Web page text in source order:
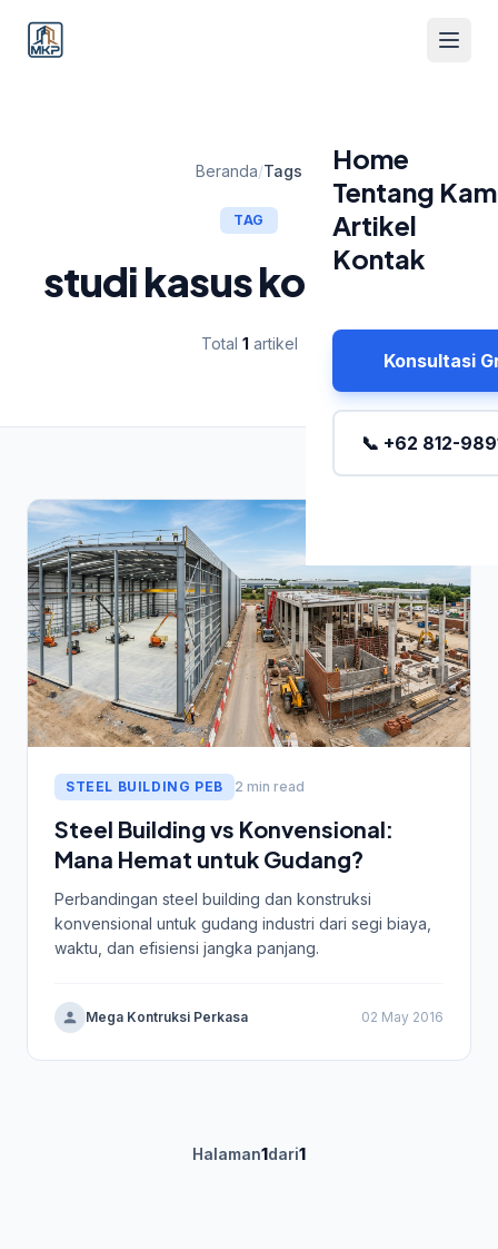
Home
Tentang
Artikel
Kontak
Konsultasi
📞 +62 812-
Beranda/Tags
TAG
studi kasus konstruksi
Total 1 artikel
STEEL BUILDING PEB 2 min read
Steel Building vs Konvensional:
Mana Hemat untuk Gudang?
Perbandingan steel building dan konstruksi
konvensional untuk gudang industri dari segi biaya,
waktu, dan efisiensi jangka panjang.
Mega Kontruksi Perkasa 02 May 2016
Halaman1dari1